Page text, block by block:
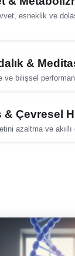
esneklik ve
&
ve bilişsel
& Çevresel
azaltma ve